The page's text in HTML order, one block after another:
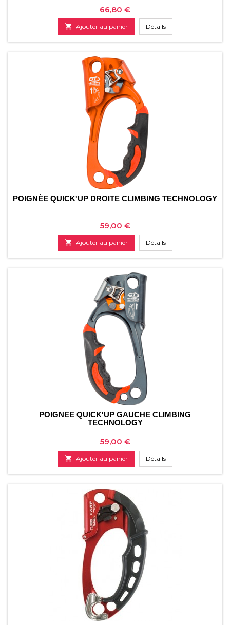
Prix
66,80 €
 Ajouter au panier Détails
POIGNÉE QUICK'UP DROITE CLIMBING TECHNOLOGY
Prix
59,00 €
 Ajouter au panier Détails
POIGNÉE QUICK'UP GAUCHE CLIMBING
TECHNOLOGY
Prix
59,00 €
 Ajouter au panier Détails